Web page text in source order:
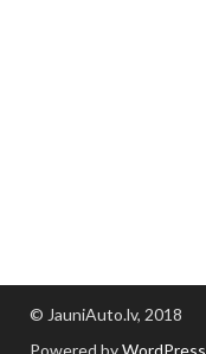
© JauniAuto.lv, 2018
Powered byWordPress